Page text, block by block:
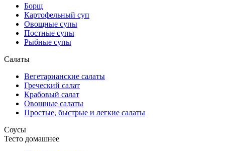
Борщ
Картофельный суп
Овощные супы
Постные супы
Рыбные супы
Салаты
Вегетарианские салаты
Греческий салат
Крабовый салат
Овощные салаты
Простые, быстрые и легкие салаты
Соусы
Тесто домашнее